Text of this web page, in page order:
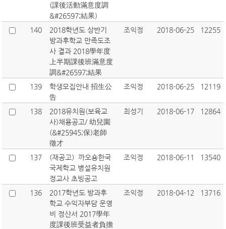
(課後活動滿意度調
&#26597;結果)
140
2018학년도 상반기
방과후학교 만족도조
사 결과 2018學年度
上半期課後班滿意度
調&#26597;結果
조익정 2018-06-25 12255
139
학생모집안내 招生公
告
조익정 2018-06-25 12119
138
2018유치원(보육교
사)채용공고/ 幼兒園
(&#25945;保)老師
徵才
최성기 2018-06-17 12864
137
(재공고）까오숑한국
국제학교 병설유치원
정교사 초빙공고
조익정 2018-06-11 13540
136
2017학년도 방과후
학교 수익자부담 운영
비 정산서 2017學年
度課後班受益者負擔
조익정 2018-04-12 13716